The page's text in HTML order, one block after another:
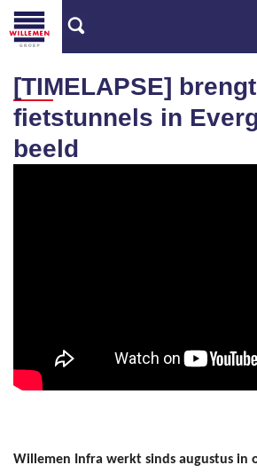
[TIMELAPSE]
fietstunnels in
beeld
Willemen Infra werkt sinds augustus in